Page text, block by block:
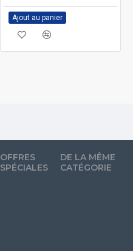
Ajout au panier
OFFRES
SPÉCIALES
DE LA MÊME
CATÉGORIE